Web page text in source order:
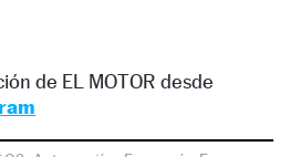
de EL MOTOR desde